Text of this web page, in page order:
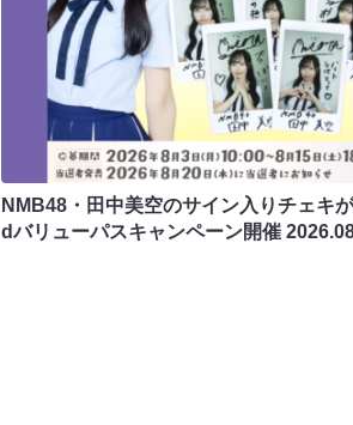
NMB48・田中美空のサイン入りチェキ
dバリューパスキャンペーン開催